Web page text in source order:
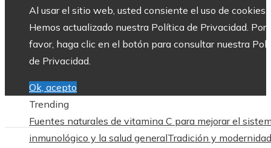
Al usar el sitio web, usted consiente el uso de cookies.
Hemos actualizado nuestra Política de Privacidad. Por
favor, haga clic en el botón para consultar nuestra
de Privacidad.
Ok, acepto
Trending
Fuentes naturales de vitamina C para mejorar el
inmunológico y la salud generalTradición y